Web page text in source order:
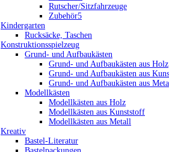
Rutscher/Sitzfahrzeuge
Zubehör5
Kindergarten
Rucksäcke, Taschen
Konstruktionsspielzeug
Grund- und Aufbaukästen
Grund- und Aufbaukästen aus Holz
Grund- und Aufbaukästen aus
Grund- und Aufbaukästen aus
Modellkästen
Modellkästen aus Holz
Modellkästen aus Kunststoff
Modellkästen aus Metall
Kreativ
Bastel-Literatur